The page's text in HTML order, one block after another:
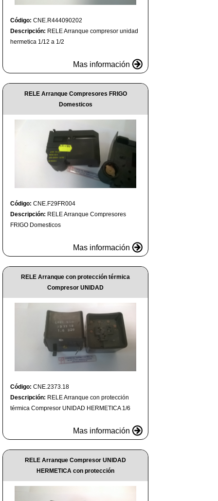
Código: CNE.R444090202
Descripción: RELE Arranque compresor unidad
hermetica 1/12 a 1/2
Mas información
RELE Arranque Compresores FRIGO
Domesticos
Código: CNE.F29FR004
Descripción: RELE Arranque Compresores
FRIGO Domesticos
Mas información
RELE Arranque con protección térmica
Compresor UNIDAD
Código: CNE.2373.18
Descripción: RELE Arranque con protección
térmica Compresor UNIDAD HERMETICA 1/6
Mas información
RELE Arranque Compresor UNIDAD
HERMETICA con protección